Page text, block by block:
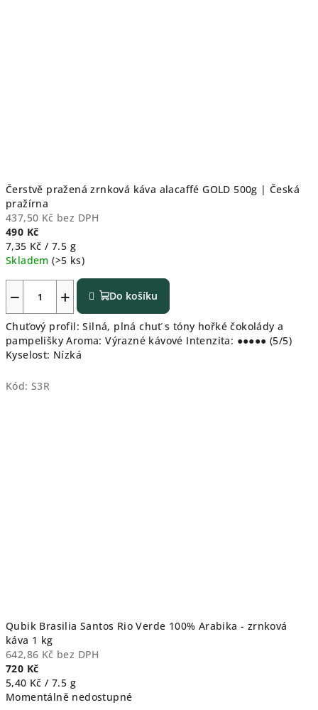
Čerstvě pražená zrnková káva alacaffé GOLD 500g | Česká
pražírna
437,50 Kč bez DPH
490 Kč
Měrná
cena:
7,35 Kč / 7.5 g
Skladem(>5 ks)
+
− Do košíku
Chuťový profil: Silná, plná chuť s tóny hořké čokolády a
pampelišky Aroma: Výrazné kávové Intenzita: ●●●●● (5/5)
Kyselost: Nízká
Kód: S3R
Qubik Brasilia Santos Rio Verde 100% Arabika - zrnková
káva 1 kg
642,86 Kč bez DPH
720 Kč
Měrná
cena:
5,40 Kč / 7.5 g
Momentálně nedostupné